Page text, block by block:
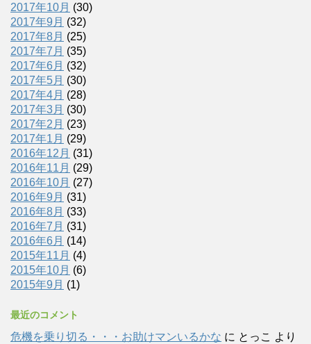
2017年10月 (30)
2017年9月 (32)
2017年8月 (25)
2017年7月 (35)
2017年6月 (32)
2017年5月 (30)
2017年4月 (28)
2017年3月 (30)
2017年2月 (23)
2017年1月 (29)
2016年12月 (31)
2016年11月 (29)
2016年10月 (27)
2016年9月 (31)
2016年8月 (33)
2016年7月 (31)
2016年6月 (14)
2015年11月 (4)
2015年10月 (6)
2015年9月 (1)
最近のコメント
危機を乗り切る・・・お助けマンいるかな に とっこ より